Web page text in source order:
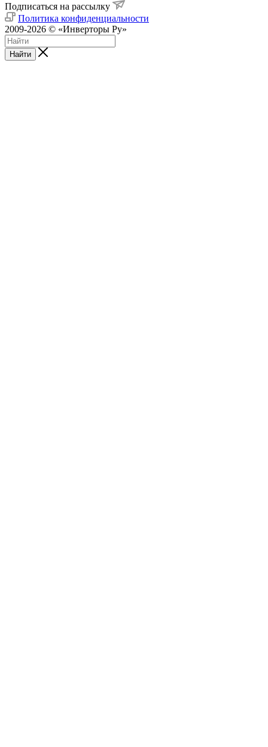
Подписаться на рассылку
Политика конфиденциальности
2009-2026 © «Инверторы Ру»
Найти